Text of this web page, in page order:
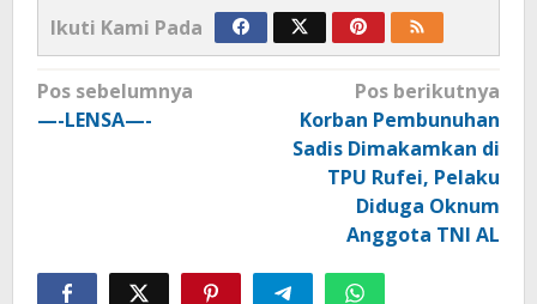
Ikuti Kami Pada
Navigasi
pos
Pos sebelumnya
—-LENSA—-
Pos berikutnya
Korban Pembunuhan
Sadis Dimakamkan di
TPU Rufei, Pelaku
Diduga Oknum
Anggota TNI AL